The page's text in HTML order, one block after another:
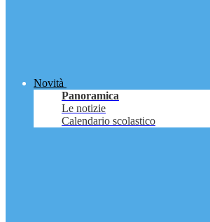
Novità
Panoramica
Le notizie
Calendario scolastico